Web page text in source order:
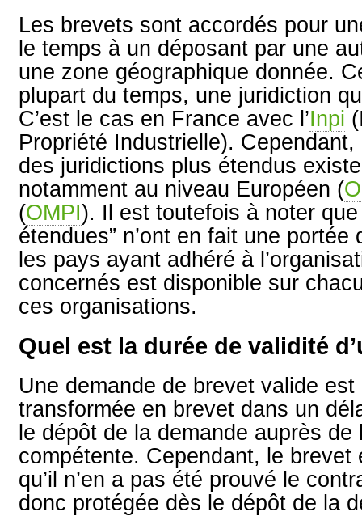
Les brevets sont accordés pour
le temps à un déposant par une
une zone géographique donnée.
plupart du temps, une juridiction
C’est le cas en France avec l’Inpi
Propriété Industrielle).
des juridictions plus étendus
notamment au niveau Européen (
(OMPI). Il est toutefois à noter que
étendues” n’ont en fait une
les pays ayant adhéré à
concernés est disponible sur
ces organisations.
Quel est la durée de validité
Une demande de brevet valide est
transformée en brevet dans un
le dépôt de la demande auprès de
compétente. Cependant, le brevet
qu’il n’en a pas été prouvé le
donc protégée dès le dépôt de la